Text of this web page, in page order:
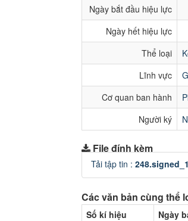
Ngày bắt đầu hiệu lực
Ngày hết hiệu lực
Thể loại
Lĩnh vực
Cơ quan ban hành
Người ký
File đính kèm
Tải tập tin :
Các văn bản cùng thể
Số kí hiệu Ngày